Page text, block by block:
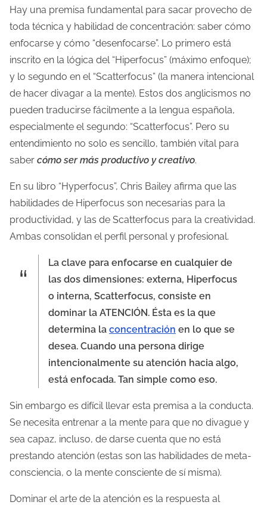
m
p
o
d
e
l
e
c
t
u
a
d
e
l
Hay una premisa fundamental para sacar provecho de
toda técnica y habilidad de concentración: saber cómo
enfocarse y cómo “desenfocarse”. Lo primero está
inscrito en la lógica del “Hiperfocus” (máximo enfoque);
y lo segundo en el “Scatterfocus” (la manera intencional
de hacer divagar a la mente). Estos dos anglicismos no
pueden traducirse fácilmente a la lengua española,
especialmente el segundo: “Scatterfocus”. Pero su
entendimiento no solo es sencillo, también vital para
saber cómo ser más productivo y creativo.
En su libro “Hyperfocus”, Chris Bailey afirma que las
habilidades de Hiperfocus son necesarias para la
productividad, y las de Scatterfocus para la creatividad.
Ambas consolidan el perfil personal y profesional.
La clave para enfocarse en cualquier de
las dos dimensiones: externa, Hiperfocus
o interna, Scatterfocus, consiste en
dominar la ATENCIÓN. Ésta es la que
determina la concentración en lo que se
desea. Cuando una persona dirige
intencionalmente su atención hacia algo,
está enfocada. Tan simple como eso.
Sin embargo es difícil llevar esta premisa a la conducta.
Se necesita entrenar a la mente para que no divague y
sea capaz, incluso, de darse cuenta que no está
prestando atención (estas son las habilidades de meta-
consciencia, o la mente consciente de sí misma).
Dominar el arte de la atención es la respuesta al